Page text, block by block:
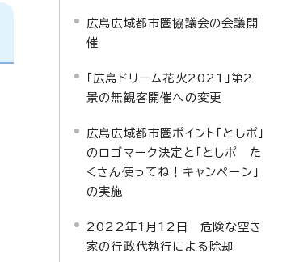
広島広域都市圏協議会の会議開
催
「広島ドリーム花火2021」第2
景の無観客開催への変更
広島広域都市圏ポイント「としポ」
のロゴマーク決定と「としポ た
くさん使ってね！キャンペーン」
の実施
2022年1月12日 危険な空き
家の行政代執行による除却